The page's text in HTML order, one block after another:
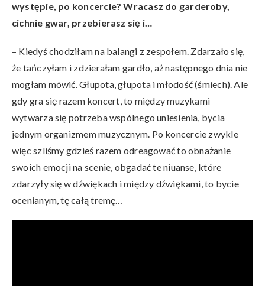
występie, po koncercie? Wracasz do garderoby,
cichnie gwar, przebierasz się i…
– Kiedyś chodziłam na balangi z zespołem. Zdarzało się,
że tańczyłam i zdzierałam gardło, aż następnego dnia nie
mogłam mówić. Głupota, głupota i młodość (śmiech). Ale
gdy gra się razem koncert, to między muzykami
wytwarza się potrzeba wspólnego uniesienia, bycia
jednym organizmem muzycznym. Po koncercie zwykle
więc szliśmy gdzieś razem odreagować to obnażanie
swoich emocji na scenie, obgadać te niuanse, które
zdarzyły się w dźwiękach i między dźwiękami, to bycie
ocenianym, tę całą tremę…